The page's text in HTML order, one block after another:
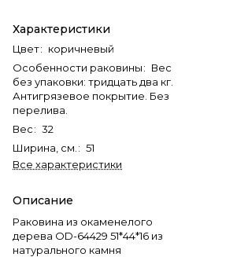
Характеристики
Цвет: коричневый
Особенности раковины: Вес
без упаковки: тридцать два кг.
Антигрязевое покрытие. Без
перелива.
Вес: 32
Ширина, см. : 51
Все характеристики
Описание
Раковина из окаменелого
дерева OD-64429 51*44*16 из
натурального камня